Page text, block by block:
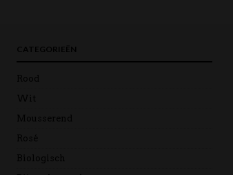
CATEGORIEËN
Rood
Wit
Mousserend
Rosé
Biologisch